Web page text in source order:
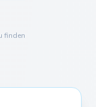
finden